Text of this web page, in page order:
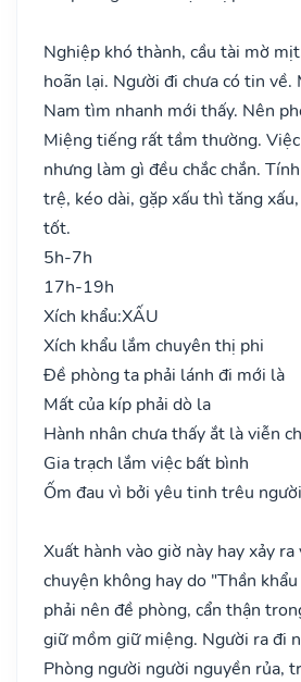
Nghiệp khó thành, cầu tài mờ
hoãn lại. Người đi chưa có tin về.
Nam tìm nhanh mới thấy. Nên
Miệng tiếng rất tầm thường.
nhưng làm gì đều chắc chắn.
trệ, kéo dài, gặp xấu thì tăng
tốt.
5h-7h
17h-19h
Xích khẩu:XẤU
Xích khẩu lắm chuyên thị phi
Đề phòng ta phải lánh đi mới là
Mất của kíp phải dò la
Hành nhân chưa thấy ắt là viễn
Gia trạch lắm việc bất bình
Ốm đau vì bởi yêu tinh trêu
Xuất hành vào giờ này hay xảy ra
chuyện không hay do "Thần
phải nên đề phòng, cẩn thận
giữ mồm giữ miệng. Người ra đi
Phòng người người nguyền rủa,